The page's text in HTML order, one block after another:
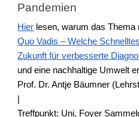
Pandemien
Hier lesen, warum das Thema
Quo Vadis – Welche
Zukunft für verbesserte
und eine nachhaltige Umwelt
Prof. Dr. Antje Bäumner
Treffpunkt: Uni, Foyer